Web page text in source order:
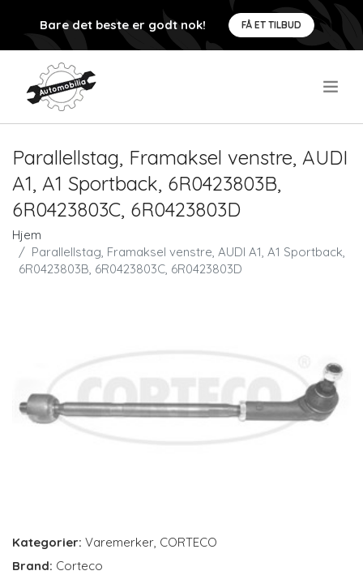
Bare det beste er godt nok! FÅ ET TILBUD
Parallellstag, Framaksel venstre, AUDI
A1, A1 Sportback, 6R0423803B,
6R0423803C, 6R0423803D
Hjem
Parallellstag, Framaksel venstre, AUDI A1, A1 Sportback,
6R0423803B, 6R0423803C, 6R0423803D
Kategorier: Varemerker CORTECO
Brand: Corteco